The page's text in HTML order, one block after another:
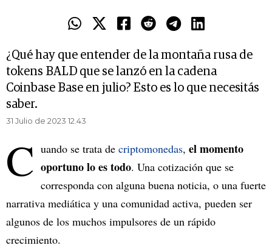
¿Qué hay que entender de la montaña rusa de
tokens BALD que se lanzó en la cadena
Coinbase Base en julio? Esto es lo que necesitás
saber.
31 Julio de 2023 12.43
C uando se trata de criptomonedas, el momento
oportuno lo es todo. Una cotización que se
corresponda con alguna buena noticia, o una fuerte
narrativa mediática y una comunidad activa, pueden ser
algunos de los muchos impulsores de un rápido
crecimiento.